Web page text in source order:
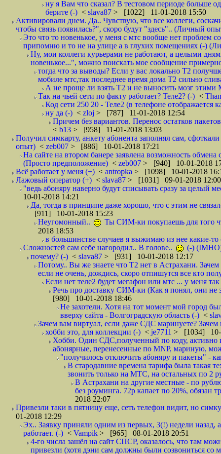
ну я Вам что сказал? В тестовом периоде больше
берите (-) < slava87 > [1022] 11-01-2018 15:50
Активировали днем. Да.. Чувствую, что все коллеги,
чтобы связь появилась?", скоро будут "здесь".. (Личный
Это что то новенькое, у меня с мтс вообще нет проблем
припомню и то не на улице а в глухих помещениях (-)
Ну, мои коллеги курьерами не работают, а целыми
новенькое...", можно поискать мое сообщение
тогда что за выводы? Если у вас локально Т2
мобиле мтс,так последнее время дома Т2 сильно
А не проще ли взять Т2 и не выносить мозг
Так на чьей сети по факту работает? Теле2? (-) <
Код сети 250 20 - Теле2 (в телефоне отображается
ну да (-) < zloj > [787] 11-01-2018 12:54
Причем без вариантов. Перенос остатков
< b13 > [958] 11-01-2018 13:03
Получил симкарту, анкету абонента заполнял сам,
опыт) < zeb007 > [886] 10-01-2018 17:21
На сайте на втором банере заявлена возможность
(Просто предположение) < zeb007 > [940] 10-01-2018
Всё работает у меня (+) < antropka > [1098] 10-01-2018
Лажовый оператор (+) < slava87 > [1031] 09-01-2018 12:00
"ведь абоняру наверно будут списывать сразу за целый
10-01-2018 14:21
Да, тогда в принципе даже хорошо, что с этим не
[911] 10-01-2018 15:23
Неугомонный..
Ты СИМ-ки покупаешь для того
2018 18:53
в большинстве случаев я выжимаю из нее какие-то
Сложностей сам себе нагородил.. В голове..
(-)
почему? (-) < slava87 > [931] 10-01-2018 12:17
Потому.. Вы же знаете что Т2 нет в Астрахани.
если не очень, дождись, скоро отпишутся все кто
Если нет теле2 будет мегафон или мтс ... у меня
Речь про доставку СИМ-ки (Как я понял, они не
[980] 10-01-2018 18:46
Не захотели. Хотя на тот момент мой город
вверху сайта - Волгоградскую область (-) <
Зачем вам виртуал, если даже СДС маринуете?
хобби это, для коллекции (-) < je7711 > [1034] 10-
Хобби. Один СДС,полученный по коду, активно
абонярные, перенесенные по MNP, мариную,
"получилось отключить абоняру и пакеты" -
В стародавние времена тарифа была такая
звонить только на МТС, на остальных по 2
В Астрахани на другие местные - по
без роуминга. 72р капает по 20%, обязан
2018 22:07
Привезли таки в пятницу еще, сеть телефон видит, но
01-2018 12:29
Эх.. Заявку приняли одним из первых, 3(!) недели назад,
работает. (-) < Vampik > [965] 08-01-2018 20:51
4-го числа зашёл на сайт СПСР, оказалось, что там
привезли (хотя дэни сам должны были созвониться со